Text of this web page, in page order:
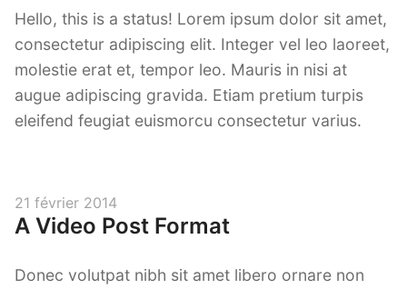
Hello, this is a status! Lorem ipsum dolor sit amet,
consectetur adipiscing elit. Integer vel leo laoreet,
molestie erat et, tempor leo. Mauris in nisi at
augue adipiscing gravida. Etiam pretium turpis
eleifend feugiat euismorcu consectetur varius.
Posted
on
21 février 2014
A Video Post Format
Donec volutpat nibh sit amet libero ornare non